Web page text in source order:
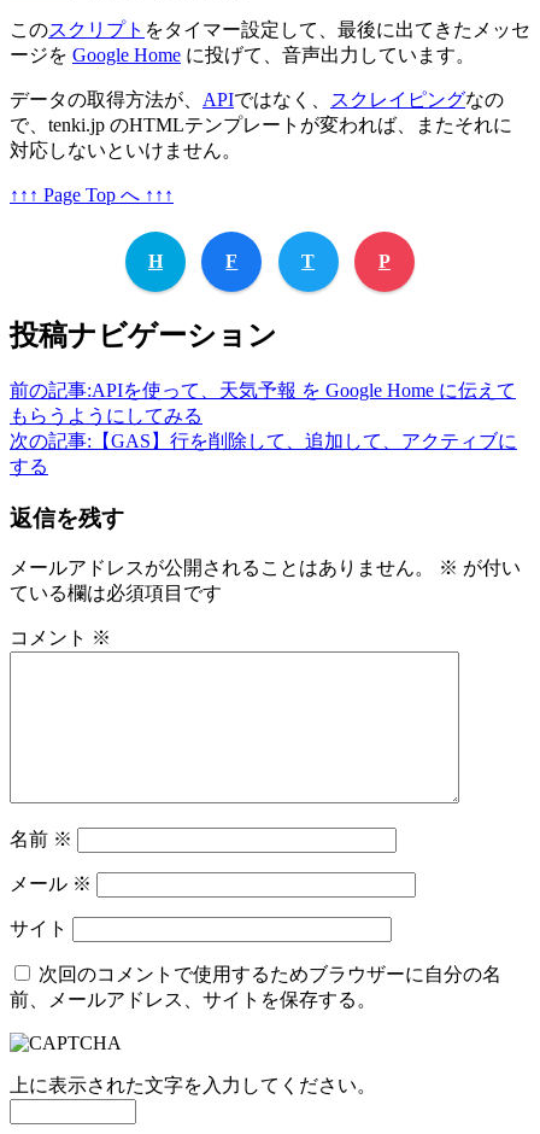
このスクリプト をタイマー設定して、最後に出てきたメッセ
ージを Google Home に投げて、音声出力しています。
データの取得方法が、 APIではなく、 スクレイピングなの
で、tenki.jp のHTMLテンプレートが変われば、またそれに
対応しないといけません。
↑↑↑ Page Top へ ↑↑↑
H F T P
投稿ナビゲーション
前の記事:APIを使って、天気予報 を Google Home に伝えて
もらうようにしてみる
次の記事: 【GAS】行を削除して、追加して、アクティブに
する
返信を残す
メールアドレスが公開されることはありません。 ※ が付い
ている欄は必須項目です
コメント ※
名前 ※
メール ※
サイト
次回のコメントで使用するためブラウザーに自分の名
前、メールアドレス、サイトを保存する。
上に表示された文字を入力してください。